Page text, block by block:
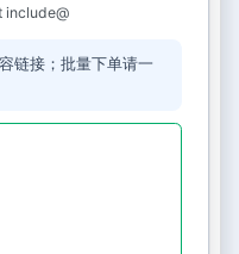
include@
链接；批量下单请一